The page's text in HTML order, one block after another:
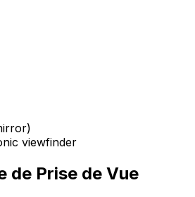
viewfinder
de Prise de Vue